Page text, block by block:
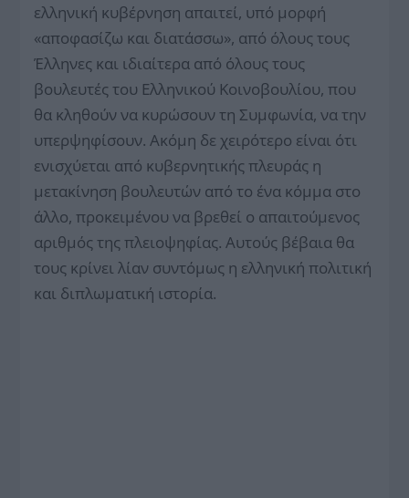
ελληνική κυβέρνηση απαιτεί, υπό μορφή
«αποφασίζω και διατάσσω», από όλους τους
Έλληνες και ιδιαίτερα από όλους τους
βουλευτές του Ελληνικού Κοινοβουλίου, που
θα κληθούν να κυρώσουν τη Συμφωνία, να την
υπερψηφίσουν. Ακόμη δε χειρότερο είναι ότι
ενισχύεται από κυβερνητικής πλευράς η
μετακίνηση βουλευτών από το ένα κόμμα στο
άλλο, προκειμένου να βρεθεί ο απαιτούμενος
αριθμός της πλειοψηφίας. Αυτούς βέβαια θα
τους κρίνει λίαν συντόμως η ελληνική πολιτική
και διπλωματική ιστορία.